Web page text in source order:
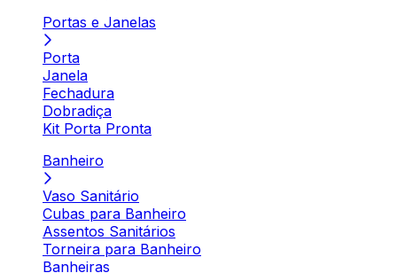
Portas e Janelas
Porta
Janela
Fechadura
Dobradiça
Kit Porta Pronta
Banheiro
Vaso Sanitário
Cubas para Banheiro
Assentos Sanitários
Torneira para Banheiro
Banheiras